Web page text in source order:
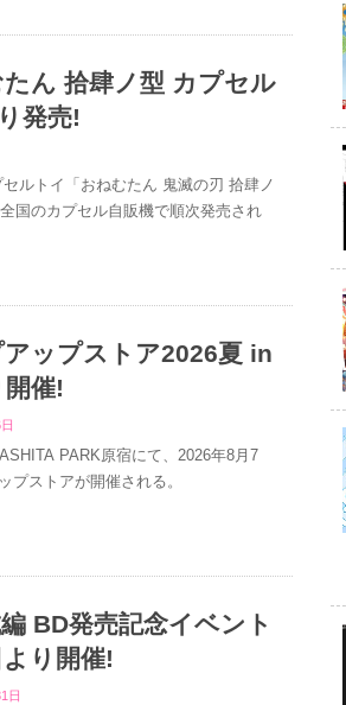
ん 拾肆ノ型 カプセル
発売!
ルトイ「おねむたん 鬼滅の刃 拾肆ノ
国のカプセル自販機で順次発売され
ップストア2026夏 in
催!
PARK原宿にて、2026年8月7
プストアが開催される。
BD発売記念イベント
り開催!
日